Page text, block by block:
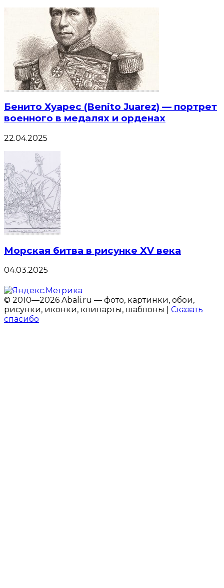
Бенито Хуарес (Benito Juarez) — портрет
военного в медалях и орденах
22.04.2025
Морская битва в рисунке XV века
04.03.2025
© 2010—2026 Abali.ru — фото, картинки, обои,
рисунки, иконки, клипарты, шаблоны | Сказать
спасибо